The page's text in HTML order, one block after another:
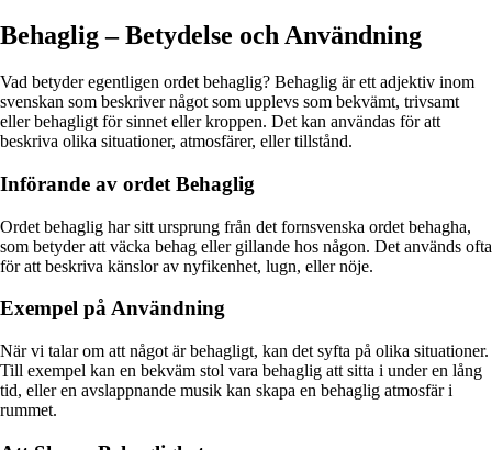
Behaglig – Betydelse och Användning
Vad betyder egentligen ordet behaglig? Behaglig är ett adjektiv inom
svenskan som beskriver något som upplevs som bekvämt, trivsamt
eller behagligt för sinnet eller kroppen. Det kan användas för att
beskriva olika situationer, atmosfärer, eller tillstånd.
Införande av ordet Behaglig
Ordet behaglig har sitt ursprung från det fornsvenska ordet behagha,
som betyder att väcka behag eller gillande hos någon. Det används ofta
för att beskriva känslor av nyfikenhet, lugn, eller nöje.
Exempel på Användning
När vi talar om att något är behagligt, kan det syfta på olika situationer.
Till exempel kan en bekväm stol vara behaglig att sitta i under en lång
tid, eller en avslappnande musik kan skapa en behaglig atmosfär i
rummet.